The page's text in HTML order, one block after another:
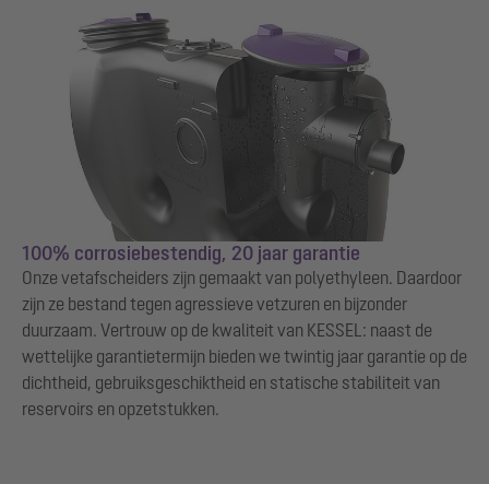
100% corrosiebestendig, 20 jaar garantie
Onze vetafscheiders zijn gemaakt van polyethyleen. Daardoor
zijn ze bestand tegen agressieve vetzuren en bijzonder
duurzaam. Vertrouw op de kwaliteit van KESSEL: naast de
wettelijke garantietermijn bieden we twintig jaar garantie op de
dichtheid, gebruiksgeschiktheid en statische stabiliteit van
reservoirs en opzetstukken.